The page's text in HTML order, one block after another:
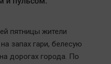
пятницы жители
запах гари, белесую
дорогах города. По